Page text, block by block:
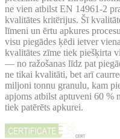
ne vien atbilst EN 14961-2
kvalitātes kritērijus. Šī
līmeni un ērtu apkures
visu piegādes ķēdi ietver
kvalitātes zīme tiek piešķirta
— no ražošanas līdz pat
ne tikai kvalitāti, bet arī
miljoni tonnu granulu, kam
apjoms atbilst aptuveni 60 %
tiek patērēts apkurei.